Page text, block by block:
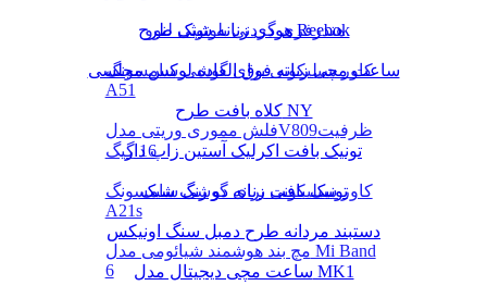
هندزفری گردنی بلوتوثی لنوو
کاور سیلیکونی برای گوشی سامسونگ
A51
فلش مموری وریتی مدلV809ظرفیت
16 گیگ
کاور سیلیکونی برای گوشی سامسونگ
A21s
مچ بند هوشمند شیائومی مدل Mi Band
6
هودی زنانه شیک طرح Reebok
ساعت مچی زنانه فوق العاده لوکس مجلسی
کلاه بافت طرح NY
تونیک بافت اکرلیک آستین زاپ دار
تونیک بافت زنانه دو رنگ شیک
دستبند مردانه طرح دمبل سنگ اونیکس
ساعت مچی دیجیتال مدل MK1